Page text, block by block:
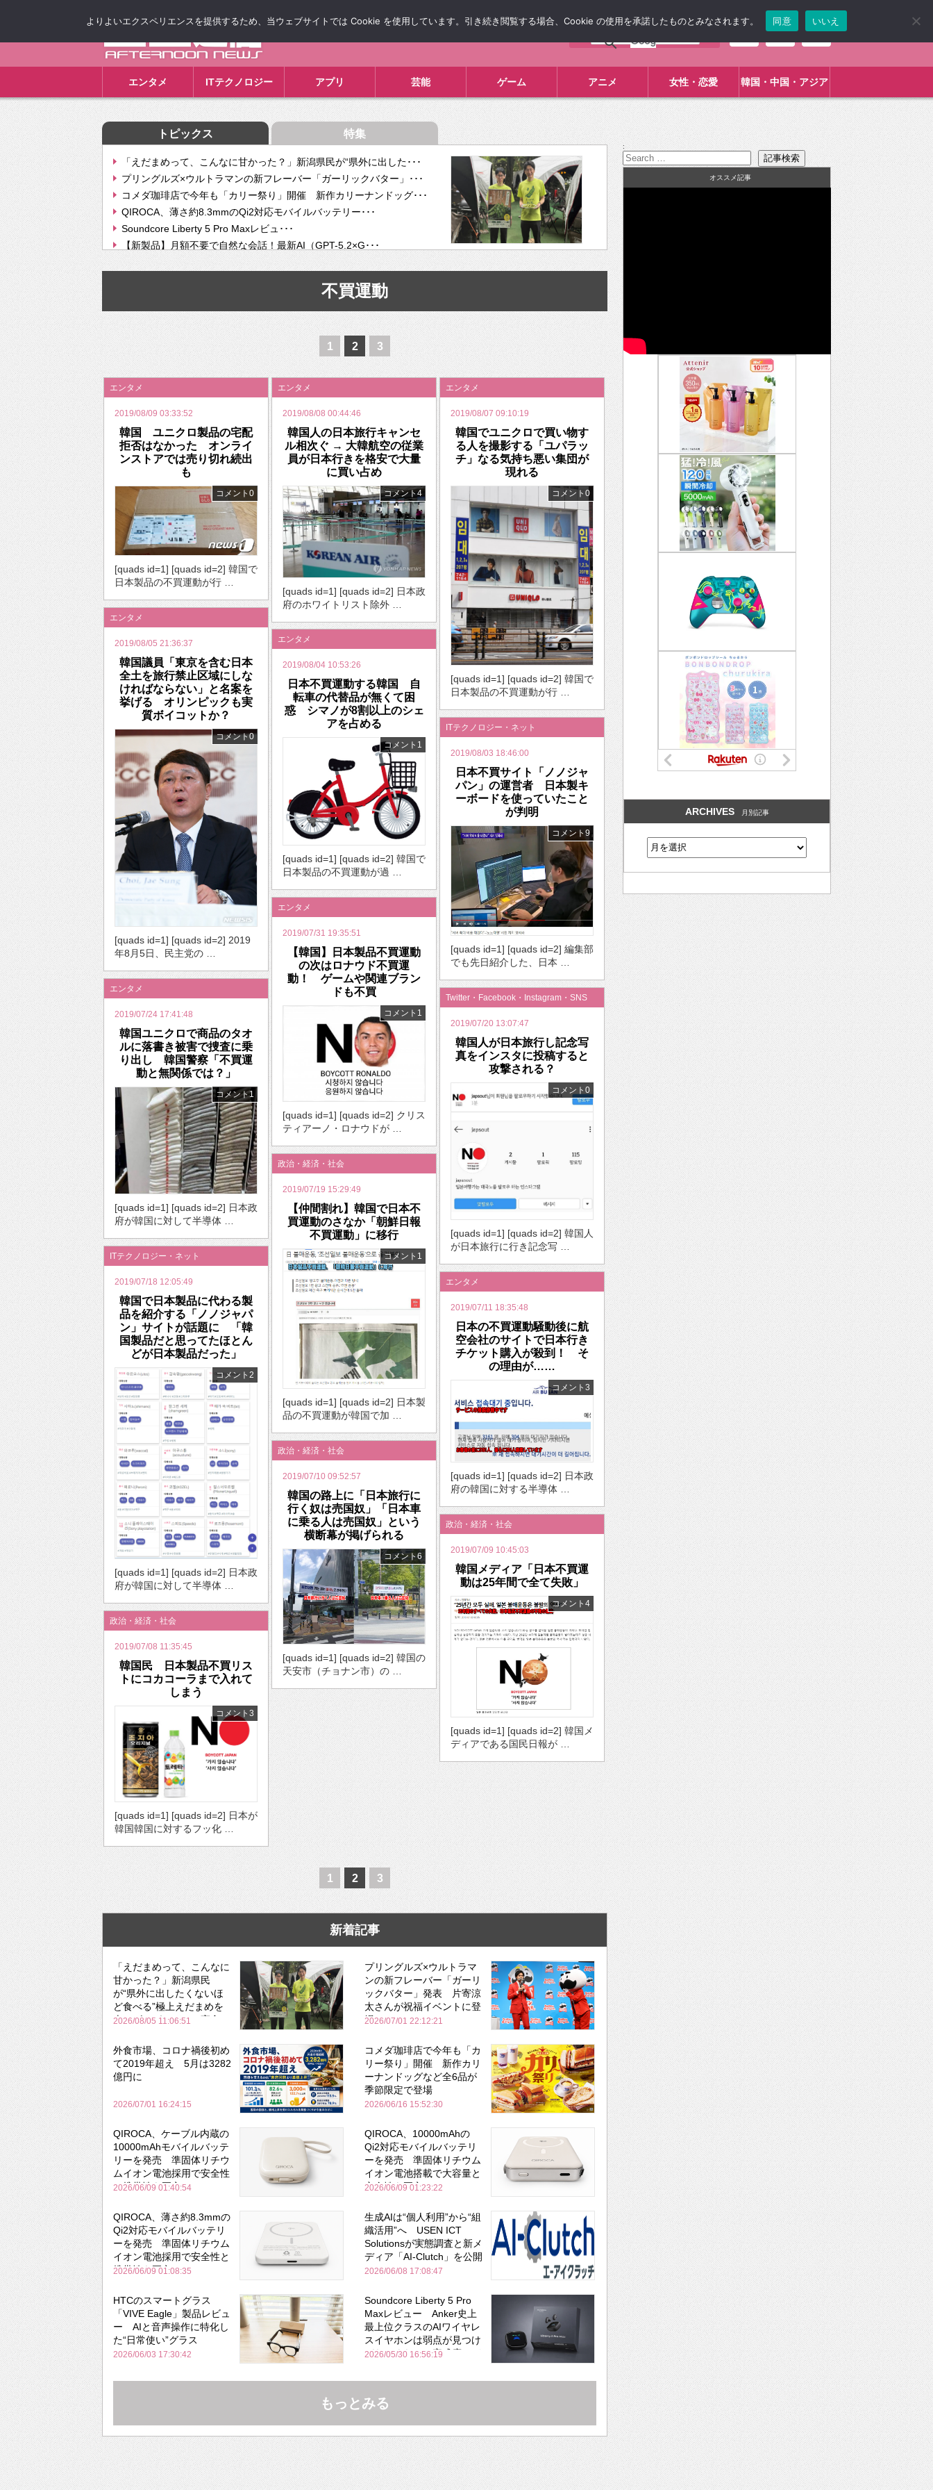
エンタメ ITテクノロジー アプリ 芸能 ゲーム アニメ 女性・恋愛 韓国・中国・アジア
トピックス 特集
「えだまめって、こんなに甘かった？」新潟県民が“県外に出した･･･
プリングルズ×ウルトラマンの新フレーバー「ガーリックバター」･･･
コメダ珈琲店で今年も「カリー祭り」開催 新作カリーナンドッグ･･･
QIROCA、薄さ約8.3mmのQi2対応モバイルバッテリー･･･
Soundcore Liberty 5 Pro Maxレビュ･･･
【新製品】月額不要で自然な会話！最新AI（GPT-5.2×G･･･
【次世代の没入感と生産性】VITURE Luma Ultra･･･
挫折率8割の壁をAIで突破。ジャストシステム、”自分が今話し･･･
2026年のバレンタインは「自分で作って、想いを渡す」 TE･･･
不買運動
1 2 3
エンタメ
2019/08/09 03:33:52
韓国 ユニクロ製品の宅配
拒否はなかった オンライ
ンストアでは売り切れ続出
も
コメント0
[quads id=1] [quads id=2] 韓国で
日本製品の不買運動が行 …
エンタメ
2019/08/08 00:44:46
韓国人の日本旅行キャンセ
ル相次ぐ → 大韓航空の従業
員が日本行きを格安で大量
に買い占め
コメント4
[quads id=1] [quads id=2] 日本政
府のホワイトリスト除外 …
エンタメ
2019/08/07 09:10:19
韓国でユニクロで買い物す
る人を撮影する「ユパラッ
チ」なる気持ち悪い集団が
現れる
コメント0
[quads id=1] [quads id=2] 韓国で
日本製品の不買運動が行 …
エンタメ
2019/08/05 21:36:37
韓国議員「東京を含む日本
全土を旅行禁止区域にしな
ければならない」と名案を
挙げる オリンピックも実
質ボイコットか？
コメント0
[quads id=1] [quads id=2] 2019
年8月5日、民主党の …
エンタメ
2019/08/04 10:53:26
日本不買運動する韓国 自
転車の代替品が無くて困
惑 シマノが8割以上のシェ
アを占める
コメント1
[quads id=1] [quads id=2] 韓国で
日本製品の不買運動が過 …
ITテクノロジー・ネット
2019/08/03 18:46:00
日本不買サイト「ノノジャ
パン」の運営者 日本製キ
ーボードを使っていたこと
が判明
コメント9
[quads id=1] [quads id=2] 編集部
でも先日紹介した、日本 …
エンタメ
2019/07/31 19:35:51
【韓国】日本製品不買運動
の次はロナウド不買運
動！ ゲームや関連ブラン
ドも不買
コメント1
[quads id=1] [quads id=2] クリス
ティアーノ・ロナウドが …
エンタメ
2019/07/24 17:41:48
韓国ユニクロで商品のタオ
ルに落書き被害で捜査に乗
り出し 韓国警察「不買運
動と無関係では？」
コメント1
[quads id=1] [quads id=2] 日本政
府が韓国に対して半導体 …
Twitter・Facebook・Instagram・SNS
2019/07/20 13:07:47
韓国人が日本旅行し記念写
真をインスタに投稿すると
攻撃される？
コメント0
[quads id=1] [quads id=2] 韓国人
が日本旅行に行き記念写 …
政治・経済・社会
2019/07/19 15:29:49
【仲間割れ】韓国で日本不
買運動のさなか「朝鮮日報
不買運動」に移行
コメント1
[quads id=1] [quads id=2] 日本製
品の不買運動が韓国で加 …
ITテクノロジー・ネット
2019/07/18 12:05:49
韓国で日本製品に代わる製
品を紹介する「ノノジャパ
ン」サイトが話題に 「韓
国製品だと思ってたほとん
どが日本製品だった」
コメント2
[quads id=1] [quads id=2] 日本政
府が韓国に対して半導体 …
エンタメ
2019/07/11 18:35:48
日本の不買運動騒動後に航
空会社のサイトで日本行き
チケット購入が殺到！ そ
の理由が……
コメント3
[quads id=1] [quads id=2] 日本政
府の韓国に対する半導体 …
政治・経済・社会
2019/07/10 09:52:57
韓国の路上に「日本旅行に
行く奴は売国奴」「日本車
に乗る人は売国奴」という
横断幕が掲げられる
コメント6
[quads id=1] [quads id=2] 韓国の
天安市（チョナン市）の …
政治・経済・社会
2019/07/09 10:45:03
韓国メディア「日本不買運
動は25年間で全て失敗」
コメント4
[quads id=1] [quads id=2] 韓国メ
ディアである国民日報が …
政治・経済・社会
2019/07/08 11:35:45
韓国民 日本製品不買リス
トにコカコーラまで入れて
しまう
コメント3
[quads id=1] [quads id=2] 日本が
韓国韓国に対するフッ化 …
1 2 3
新着記事
「えだまめって、こんなに
甘かった？」新潟県民
が“県外に出したくないほ
ど食べる”極上えだまめを
森のビアガーデンで実食
2026/08/05 11:06:51
プリングルズ×ウルトラマ
ンの新フレーバー「ガーリ
ックバター」発表 片寄涼
太さんが祝福イベントに登
場
2026/07/01 22:12:21
外食市場、コロナ禍後初め
て2019年超え 5月は3282
億円に
2026/07/01 16:24:15
コメダ珈琲店で今年も「カ
リー祭り」開催 新作カリ
ーナンドッグなど全6品が
季節限定で登場
2026/06/16 15:52:30
QIROCA、ケーブル内蔵の
10000mAhモバイルバッテ
リーを発売 準固体リチウ
ムイオン電池採用で安全性
と携帯性を両立
2026/06/09 01:40:54
QIROCA、10000mAhの
Qi2対応モバイルバッテリ
ーを発売 準固体リチウム
イオン電池搭載で大容量と
安全性を両立
2026/06/09 01:23:22
QIROCA、薄さ約8.3mmの
Qi2対応モバイルバッテリ
ーを発売 準固体リチウム
イオン電池採用で安全性と
携帯性を両立
2026/06/09 01:08:35
生成AIは“個人利用”から“組
織活用”へ USEN ICT
Solutionsが実態調査と新メ
ディア「AI-Clutch」を公開
2026/06/08 17:08:47
HTCのスマートグラス
「VIVE Eagle」製品レビュ
ー AIと音声操作に特化し
た“日常使い”グラス
2026/06/03 17:30:42
Soundcore Liberty 5 Pro
Maxレビュー Anker史上
最上位クラスのAIワイヤレ
スイヤホンは弱点が見つけ
づらいくらいの完成度にび
Bose並み
2026/05/30 16:56:19
もっとみる
:
オススメ記事
ARCHIVES 月別記事
よりよいエクスペリエンスを提供するため、当ウェブサイトでは Cookie を使用しています。引き続き閲覧する場合、Cookie の使用を承諾したものとみなされます。 同意 いいえ